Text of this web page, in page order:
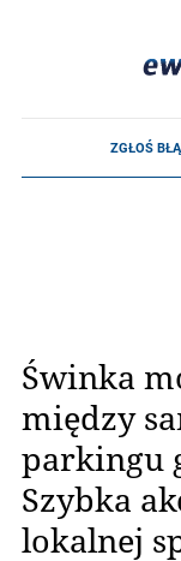
Świnka
między
parkingu
Szybka
lokalnej